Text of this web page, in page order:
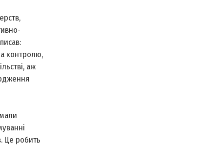
контролю,
аж
Це робить